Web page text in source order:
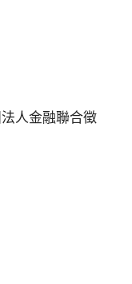
法人金融聯合徵